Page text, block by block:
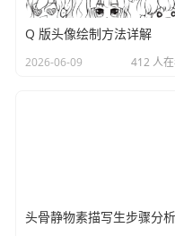
Q 版头像绘制方法详解
2026-06-09 412 人
头骨静物素描写生步骤分析